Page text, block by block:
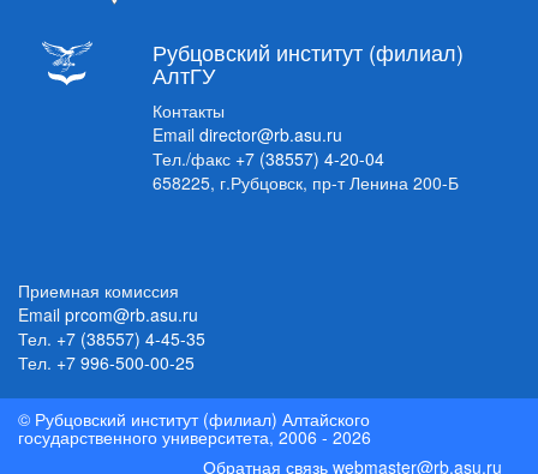
Рубцовский институт (филиал)
АлтГУ
Контакты
Email director@rb.asu.ru
Тел./факс +7 (38557) 4-20-04
658225, г.Рубцовск, пр-т Ленина 200-Б
Приемная комиссия
Email prcom@rb.asu.ru
Тел. +7 (38557) 4-45-35
Тел. +7 996-500-00-25
© Рубцовский институт (филиал) Алтайского
государственного университета, 2006 - 2026
Обратная связь webmaster@rb.asu.ru